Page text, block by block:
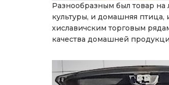
Разнообразным был товар на
культуры, и домашняя
хиславичским торговым
качества домашней